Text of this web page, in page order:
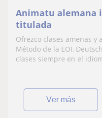
Animatu alemana
titulada
Ofrezco clases amenas y
Método de la EOI,
clases siempre en el
ver más